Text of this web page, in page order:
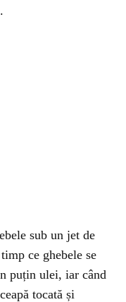
sub un jet de
ce ghebele se
puțin ulei, iar când
tocată și